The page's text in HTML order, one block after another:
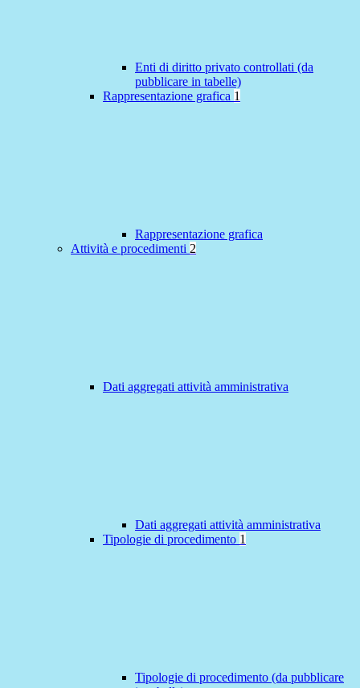
Enti di diritto privato controllati (da
pubblicare in tabelle)
Rappresentazione grafica 1
Rappresentazione grafica
Attività e procedimenti 2
Dati aggregati attività amministrativa
Dati aggregati attività amministrativa
Tipologie di procedimento 1
Tipologie di procedimento (da pubblicare